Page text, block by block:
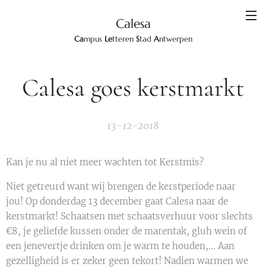
Calesa
Campus Letteren Stad Antwerpen
Calesa goes kerstmarkt
13-12-2018
Kan je nu al niet meer wachten tot Kerstmis?
Niet getreurd want wij brengen de kerstperiode naar
jou! Op donderdag 13 december gaat Calesa naar de
kerstmarkt! Schaatsen met schaatsverhuur voor slechts
€8, je geliefde kussen onder de marentak, gluh wein of
een jenevertje drinken om je warm te houden,... Aan
gezelligheid is er zeker geen tekort! Nadien warmen we